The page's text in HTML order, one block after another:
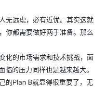
无远虑，必有近忧。其实这就
你都需要做好两手准备。那么
化的市场需求和技术挑战，面
临的压力同样也是越来越大。
的Plan B就显得很重要了，无